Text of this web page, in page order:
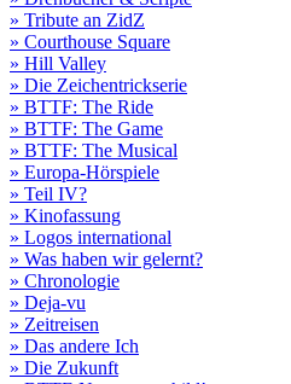
» Tribute an ZidZ
» Courthouse Square
» Hill Valley
» Die Zeichentrickserie
» BTTF: The Ride
» BTTF: The Game
» BTTF: The Musical
» Europa-Hörspiele
» Teil IV?
» Kinofassung
» Logos international
» Was haben wir gelernt?
» Chronologie
» Deja-vu
» Zeitreisen
» Das andere Ich
» Die Zukunft